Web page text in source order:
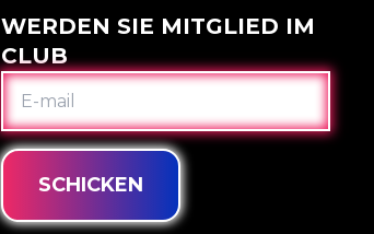
WERDEN SIE MITGLIED IM
CLUB
E-
MAIL
SCHICKEN